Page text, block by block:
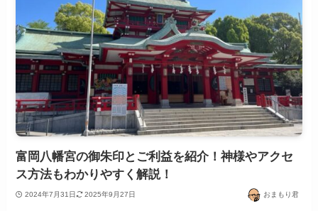
富岡八幡宮の御朱印とご利益を紹介！神様やアクセ
ス方法もわかりやすく解説！
2024年7月31日 2025年9月27日 おまもり君